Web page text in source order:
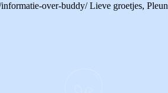
over-buddy/ Lieve groetjes, Pleun